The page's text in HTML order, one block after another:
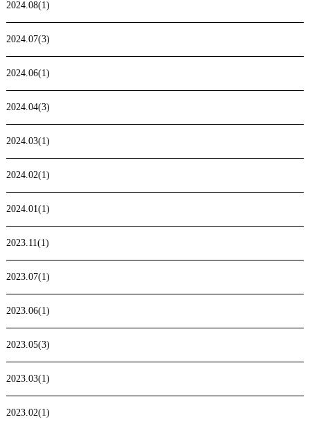
2024.08(1)
2024.07(3)
2024.06(1)
2024.04(3)
2024.03(1)
2024.02(1)
2024.01(1)
2023.11(1)
2023.07(1)
2023.06(1)
2023.05(3)
2023.03(1)
2023.02(1)